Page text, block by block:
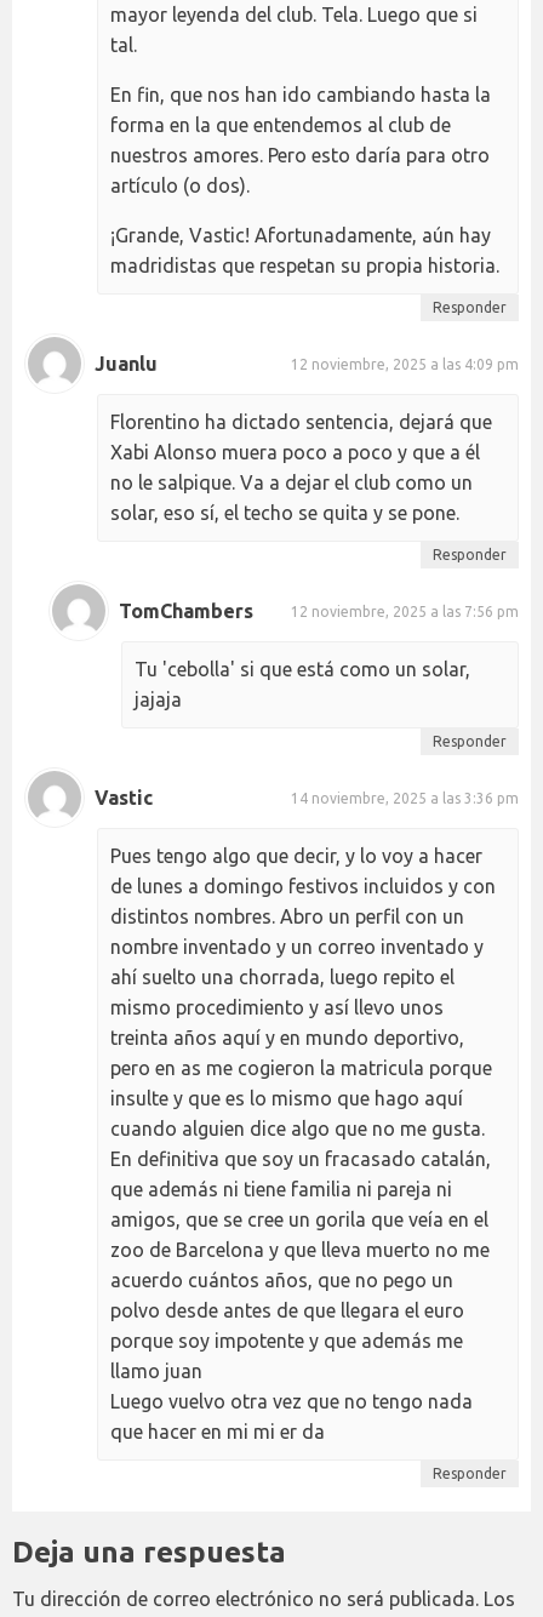
mayor leyenda del club. Tela. Luego que si
tal.
En fin, que nos han ido cambiando hasta la
forma en la que entendemos al club de
nuestros amores. Pero esto daría para otro
artículo (o dos).
¡Grande, Vastic! Afortunadamente, aún hay
madridistas que respetan su propia historia.
Responder
Juanlu 12 noviembre, 2025 a las 4:09 pm
Florentino ha dictado sentencia, dejará que
Xabi Alonso muera poco a poco y que a él
no le salpique. Va a dejar el club como un
solar, eso sí, el techo se quita y se pone.
Responder
TomChambers 12 noviembre, 2025 a las 7:56 pm
Tu 'cebolla' si que está como un solar,
jajaja
Responder
Vastic 14 noviembre, 2025 a las 3:36 pm
Pues tengo algo que decir, y lo voy a hacer
de lunes a domingo festivos incluidos y con
distintos nombres. Abro un perfil con un
nombre inventado y un correo inventado y
ahí suelto una chorrada, luego repito el
mismo procedimiento y así llevo unos
treinta años aquí y en mundo deportivo,
pero en as me cogieron la matricula porque
insulte y que es lo mismo que hago aquí
cuando alguien dice algo que no me gusta.
En definitiva que soy un fracasado catalán,
que además ni tiene familia ni pareja ni
amigos, que se cree un gorila que veía en el
zoo de Barcelona y que lleva muerto no me
acuerdo cuántos años, que no pego un
polvo desde antes de que llegara el euro
porque soy impotente y que además me
llamo juan
Luego vuelvo otra vez que no tengo nada
que hacer en mi mi er da
Responder
Deja una respuesta
Tu dirección de correo electrónico no será publicada. Los